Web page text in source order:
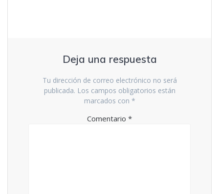
Deja una respuesta
Tu dirección de correo electrónico no será
publicada. Los campos obligatorios están
marcados con *
Comentario *